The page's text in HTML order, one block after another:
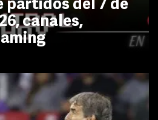
partidos del 7 de
canales,